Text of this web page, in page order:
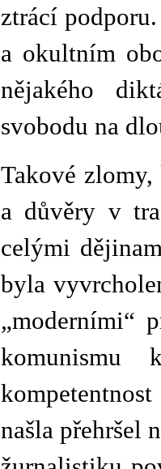
ztrácí
a okultním
nějakého
svobodu na
Takové
a důvěry v
celými
byla
„moderními“
našla přehršel